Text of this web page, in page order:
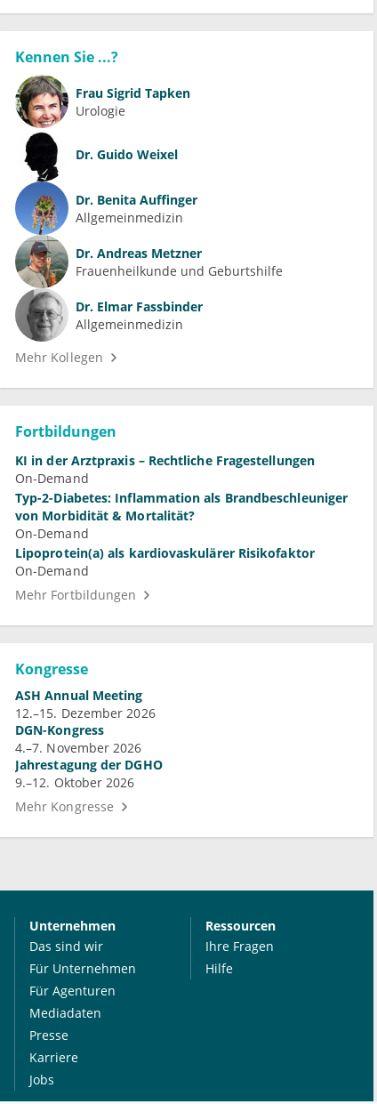
Kennen Sie ...?
Frau Sigrid Tapken
Urologie
Dr. Guido Weixel
Dr. Benita Auffinger
Allgemeinmedizin
Dr. Andreas Metzner
Frauenheilkunde und Geburtshilfe
Dr. Elmar Fassbinder
Allgemeinmedizin
Mehr Kollegen
Fortbildungen
KI in der Arztpraxis – Rechtliche Fragestellungen
On-Demand
Typ-2-Diabetes: Inflammation als Brandbeschleuniger
von Morbidität & Mortalität?
On-Demand
Lipoprotein(a) als kardiovaskulärer Risikofaktor
On-Demand
Mehr Fortbildungen
Kongresse
ASH Annual Meeting
12.–15. Dezember 2026
DGN-Kongress
4.–7. November 2026
Jahrestagung der DGHO
9.–12. Oktober 2026
Mehr Kongresse
Unternehmen
Das sind wir
Für Unternehmen
Für Agenturen
Mediadaten
Presse
Karriere
Jobs
Ressourcen
Ihre Fragen
Hilfe